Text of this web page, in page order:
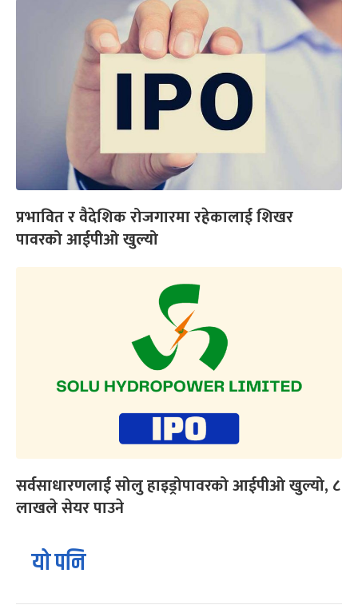
प्रभावित र वैदेशिक रोजगारमा रहेकालाई शिखर
पावरको आईपीओ खुल्यो
सर्वसाधारणलाई सोलु हाइड्रोपावरको आईपीओ खुल्यो, ८
लाखले सेयर पाउने
यो पनि